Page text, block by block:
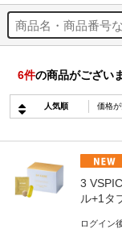
6件の商品がござい
人気順 価格
3
ル+1タ
ログイン